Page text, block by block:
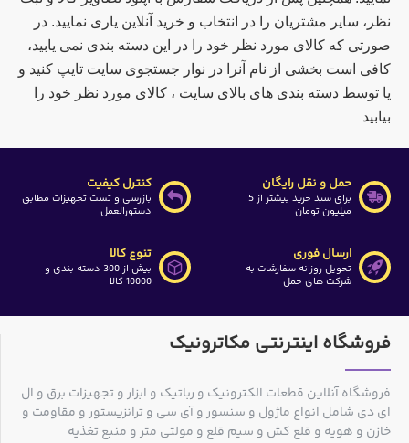
نظر، سایر مشتریان را در انتخاب و خرید آنلاین یاری نمایید. در
صورتی که کالای مورد نظر خود را در این دسته بندی نمی یابید،
کافی است بخشی از نام آنرا در نوار جستجوی سایت تایپ کنید و
یا توسط دسته بندی های بالای سایت ، کالای مورد نظر خود را
بیابید
حمل و نقل رایگان
برای سبد خرید بیشتر از 5
میلیون تومان
کنترل کیفیت
بازرسی و تست تجهیزات مطابق
دستورالعمل
ارسال فوری
تحویل روزانه سفارشات به
شرکت های حمل
تنوع کالا
بیش از 300 دسته بندی و
10000 کالا
فروشگاه اینترنتی مکاترونیک
فروشگاه آنلاین قطعات الکترونیک و رباتیک و ابزار و تجهیزات برق و ال
ای دی شامل انواع ماژول و سنسور و آی سی و ترانزیستور و مقاومت و
خازن و هویه و قلع کش و سیم قلع و مولتی متر و منبع تغذیه